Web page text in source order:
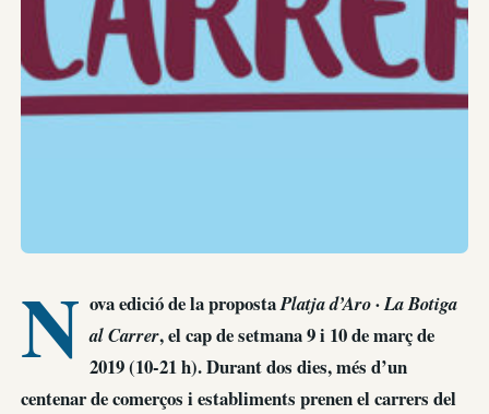
N ova edició de la propostaPlatja d’Aro · La Botiga
al Carrer, el cap de setmana 9 i 10 de març de
2019 (10-21 h).Durant dos dies, més d’un
centenar de comerços i establiments prenen el carrers del